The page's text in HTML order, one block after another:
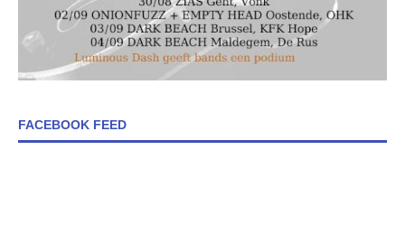
FACEBOOK FEED